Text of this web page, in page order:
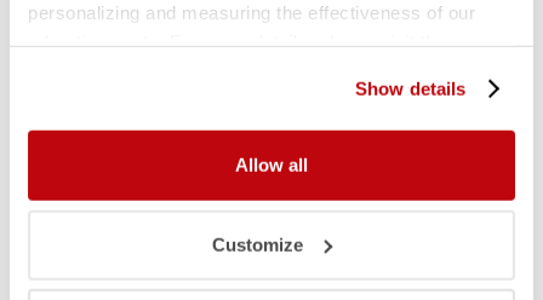
personalizing and measuring the effectiveness of our
Show details
Allow all
Customize
Gerelateerde producten